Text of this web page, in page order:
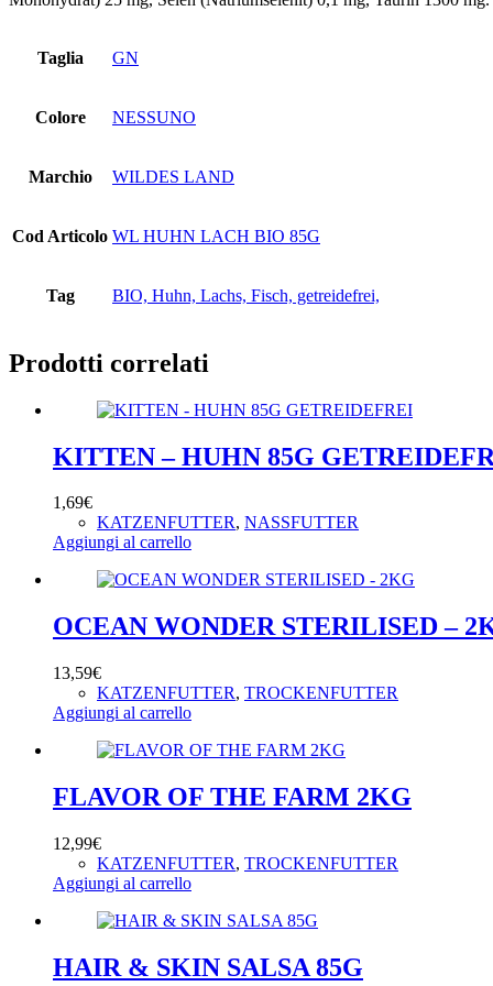
Taglia GN
Colore NESSUNO
Marchio WILDES LAND
Cod Articolo WL HUHN LACH BIO 85G
Tag BIO, Huhn, Lachs, Fisch, getreidefrei,
Prodotti correlati
KITTEN – HUHN 85G
1,69€
KATZENFUTTER, NASSFUTTER
Aggiungi al carrello
OCEAN WONDER STERILISED –
13,59€
KATZENFUTTER, TROCKENFUTTER
Aggiungi al carrello
FLAVOR OF THE FARM 2KG
12,99€
KATZENFUTTER, TROCKENFUTTER
Aggiungi al carrello
HAIR & SKIN SALSA 85G